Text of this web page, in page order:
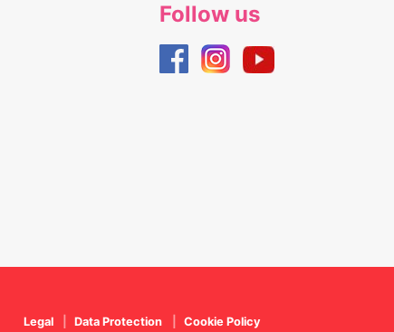
Follow us
Legal Data Protection Cookie Policy